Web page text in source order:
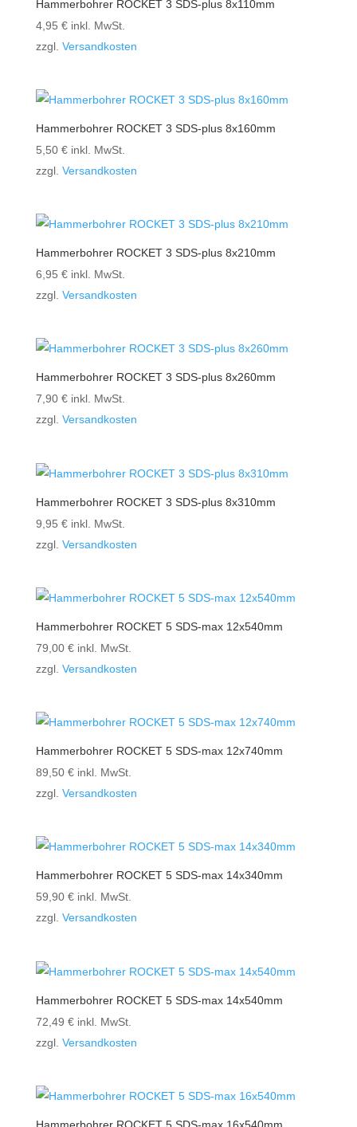
Hammerbohrer ROCKET 3 SDS-plus 8x110mm
4,95 € inkl. MwSt.
zzgl. Versandkosten
Hammerbohrer ROCKET 3 SDS-plus 8x160mm
5,50 € inkl. MwSt.
zzgl. Versandkosten
Hammerbohrer ROCKET 3 SDS-plus 8x210mm
6,95 € inkl. MwSt.
zzgl. Versandkosten
Hammerbohrer ROCKET 3 SDS-plus 8x260mm
7,90 € inkl. MwSt.
zzgl. Versandkosten
Hammerbohrer ROCKET 3 SDS-plus 8x310mm
9,95 € inkl. MwSt.
zzgl. Versandkosten
Hammerbohrer ROCKET 5 SDS-max 12x540mm
79,00 € inkl. MwSt.
zzgl. Versandkosten
Hammerbohrer ROCKET 5 SDS-max 12x740mm
89,50 € inkl. MwSt.
zzgl. Versandkosten
Hammerbohrer ROCKET 5 SDS-max 14x340mm
59,90 € inkl. MwSt.
zzgl. Versandkosten
Hammerbohrer ROCKET 5 SDS-max 14x540mm
72,49 € inkl. MwSt.
zzgl. Versandkosten
Hammerbohrer ROCKET 5 SDS-max 16x540mm